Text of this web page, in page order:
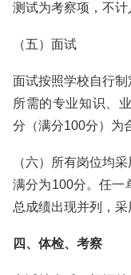
测试为考察项，不计
（五）面试
面试按照学校自行
所需的专业知识、
分（满分100分）为
（六）所有岗位均
满分为100分。任一
总成绩出现并列，采
四、体检、考察